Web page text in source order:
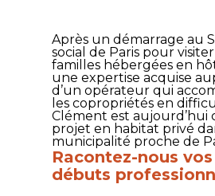
Après un démarrage au
social de Paris pour
familles hébergées en
une expertise acquise
d’un opérateur qui
les copropriétés en
Clément est aujourd’hui
projet en habitat privé
municipalité proche de
Racontez-nous vos
débuts